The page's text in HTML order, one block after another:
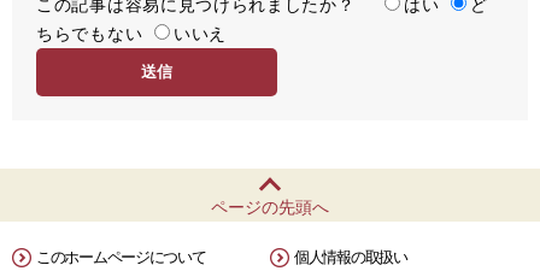
易
ちらでもない
いいえ
ページの先頭へ
このホームページについて 個人情報の取扱い